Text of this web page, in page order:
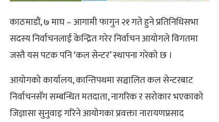
काठमाडौं, ७ माघ – आगामी फागुन २१ गते हुने प्रतिनिधिसभा
सदस्य निर्वाचनलाई केन्द्रित गरेर निर्वाचन आयोगले विगतमा
जस्तै यस पटक पनि ‘कल सेन्टर’ स्थापना गरेको छ ।
आयोगको कार्यालय, कान्तिपथमा सञ्चालित कल सेन्टरबाट
निर्वाचनसँग सम्बन्धित मतदाता, नागरिक र सरोकार भएकाको
जिज्ञासा सुनुवाइ गरिने आयोगका प्रवक्ता नारायणप्रसाद